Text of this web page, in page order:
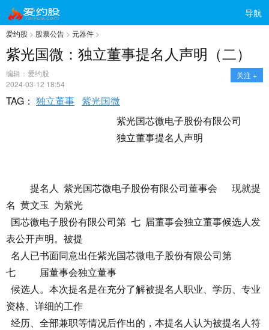
导航
爱约股 > 股票公告 > 元器件 >
紫光国微：独立董事提名人声明（二）
编辑：爱约股
2024-03-12 18:54
关注 +
TAG： 独立董事 紫光国微
紫光国芯微电子股份有限公司
独立董事提名人声明
提名人 紫光国芯微电子股份有限公司董事会 现就提
名 黄文玉 为紫光
国芯微电子股份有限公司第 七 届董事会独立董事候选人发
表公开声明。被提
名人已书面同意出任紫光国芯微电子股份有限公司第
七 届董事会独立董事
候选人。本次提名是在充分了解被提名人职业、学历、专业
资格、详细的工作
经历、全部兼职等情况后作出的，本提名人认为被提名人符